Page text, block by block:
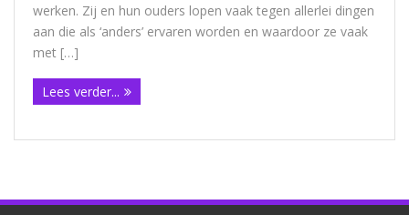
werken. Zij en hun ouders lopen vaak tegen allerlei dingen
aan die als ‘anders’ ervaren worden en waardoor ze vaak
met […]
Lees verder...